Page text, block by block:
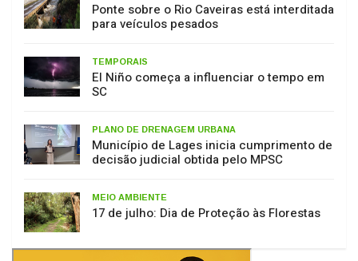
Ponte sobre o Rio Caveiras está interditada
para veículos pesados
TEMPORAIS
El Niño começa a influenciar o tempo em
SC
PLANO DE DRENAGEM URBANA
Município de Lages inicia cumprimento de
decisão judicial obtida pelo MPSC
MEIO AMBIENTE
17 de julho: Dia de Proteção às Florestas